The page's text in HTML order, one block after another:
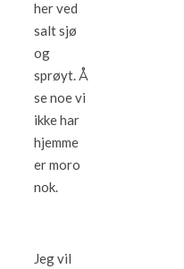
her ved
salt sjø
og
sprøyt. Å
se noe vi
ikke har
hjemme
er moro
nok.
Jeg vil